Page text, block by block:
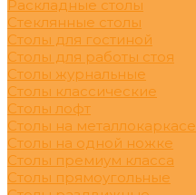
Раскладные столы
Стеклянные столы
Столы для гостиной
Столы для работы стоя
Столы журнальные
Столы классические
Столы лофт
Столы на металлокаркасе
Столы на одной ножке
Столы премиум класса
Столы прямоугольные